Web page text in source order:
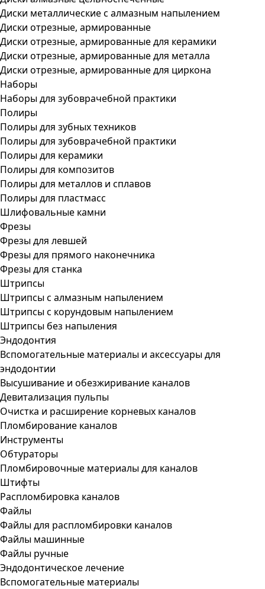
Диски металлические с алмазным напылением
Диски отрезные, армированные
Диски отрезные, армированные для керамики
Диски отрезные, армированные для металла
Диски отрезные, армированные для циркона
Наборы
Наборы для зубоврачебной практики
Полиры
Полиры для зубных техников
Полиры для зубоврачебной практики
Полиры для керамики
Полиры для композитов
Полиры для металлов и сплавов
Полиры для пластмасс
Шлифовальные камни
Фрезы
Фрезы для левшей
Фрезы для прямого наконечника
Фрезы для станка
Штрипсы
Штрипсы c алмазным напылением
Штрипсы c корундовым напылением
Штрипсы без напыления
Эндодонтия
Вспомогательные материалы и аксессуары для
эндодонтии
Высушивание и обезжиривание каналов
Девитализация пульпы
Очистка и расширение корневых каналов
Пломбирование каналов
Инструменты
Обтураторы
Пломбировочные материалы для каналов
Штифты
Распломбировка каналов
Файлы
Файлы для распломбировки каналов
Файлы машинные
Файлы ручные
Эндодонтическое лечение
Вспомогательные материалы